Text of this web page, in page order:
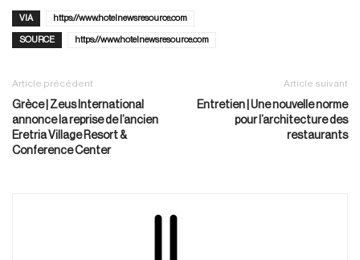
VIA https://www.hotelnewsresource.com
SOURCE https://www.hotelnewsresource.com
Article précédent
Grèce | Zeus International
annonce la reprise de l’ancien
Eretria Village Resort &
Conference Center
Article suivant
Entretien | Une nouvelle norme
pour l’architecture des
restaurants